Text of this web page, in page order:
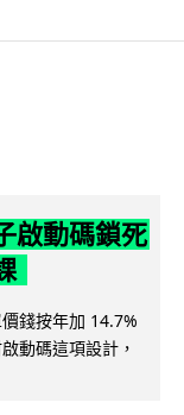
啟動碼鎖死
錢按年加 14.7%
動碼這項設計，